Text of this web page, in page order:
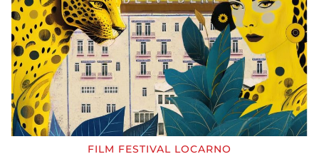
FILM FESTIVAL LOCARNO